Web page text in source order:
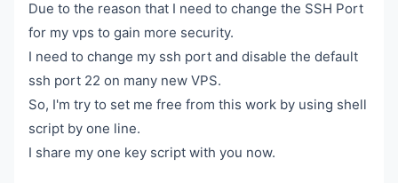
Due to the reason that I need to change the SSH Port
for my vps to gain more security.
I need to change my ssh port and disable the default
ssh port 22 on many new VPS.
So, I'm try to set me free from this work by using shell
script by one line.
I share my one key script with you now.